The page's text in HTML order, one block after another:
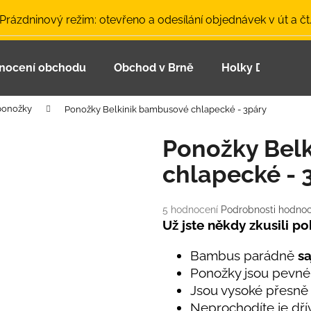
režim: otevřeno a odesílání objednávek v út a čt.
obchodu Obchod v Brně Holky
Ponožky Belkinik bambusové chlapecké - 3páry
Průměrné
hodnocení
produktu
hvězdiček.
5 hodnocení Podrobnosti
Ponožky
chlapecké -
Už jste někdy zkusili
Bambus parádně
Ponožky jsou
Jsou vysoké
Neprochodíte je
Co potřebujete najít?
BAMBUSOVÉ